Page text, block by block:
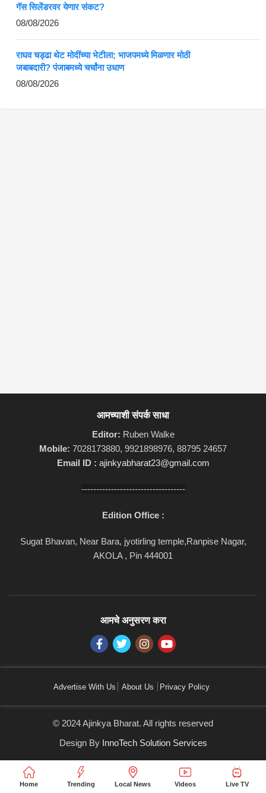
गॅस सिलेंडरवर येणार संकट?
08/08/2026
राघव चड्ढा थेट मोदींच्या भेटीला; भाजपमध्ये मिळणार मोठी
जबाबदारी? पंजाबमध्ये चर्चांना उधाण
08/08/2026
आमच्याशी संपर्क साधा
Editor: Ruben Walke
Mobile: 7028173880, 9921898976, 88795 24657
Email ID : ajinkyabharat23@gmail.com
-----------------------------------
Edition Office :
Sugat Bhavan, Near Bara, jyotirling temple,Ranpise Nagar,
AKOLA , Pin 444001
आमचे अनुसरण करा
Advertise With Us About Us Privacy Policy
© 2024 Ajinkya Bharat. All rights reserved
Design By InnoTech Solution Services
Home Trending Local News Videos Live TV